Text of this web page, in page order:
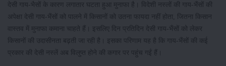
देसी गाय-भैसों के कारण लगातार घटता हुआ मुनाफा है। विदेशी नस्लों की गाय-भैंसों की
अपेक्षा देसी गाय-भैंसों को पालने में किसानों को उतना फायदा नहीं होता, जितना किसान
वास्तव में मुनाफा कमाना चाहते हैं। इसलिए दिन प्रतिदिन देसी गाय-भैंसों को लेकर
किसानों की उदासीनता बढ़ती जा रही है। इसका परिणाम यह है कि गाय-भैंसों की कई
प्रकार की देसी नस्लें अब विलुप्त होने की कगार पर पहुंच गईं हैं।